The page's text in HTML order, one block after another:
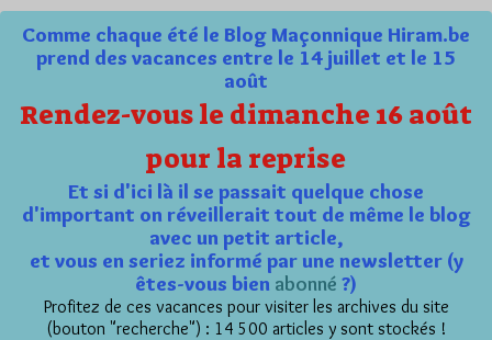
Comme chaque été le Blog Maçonnique Hiram.be
prend des vacances entre le 14 juillet et le 15
août
Rendez-vous le dimanche 16 août
pour la reprise
Et si d'ici là il se passait quelque chose
d'important on réveillerait tout de même le blog
avec un petit article,
et vous en seriez informé par une newsletter (y
êtes-vous bien abonné ?)
Profitez de ces vacances pour visiter les archives du site
(bouton "recherche") : 14 500 articles y sont stockés !